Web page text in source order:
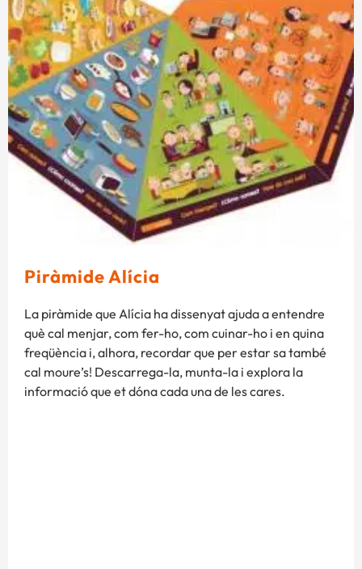
Piràmide Alícia
La piràmide que Alícia ha dissenyat ajuda a entendre
què cal menjar, com fer-ho, com cuinar-ho i en quina
freqüència i, alhora, recordar que per estar sa també
cal moure’s! Descarrega-la, munta-la i explora la
informació que et dóna cada una de les cares.